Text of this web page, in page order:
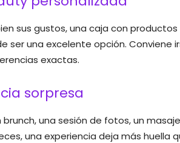
sus gustos, una caja con
ser una excelente opción. Conviene
exactas.
sorpresa
brunch, una sesión de fotos, un
una experiencia deja más huella